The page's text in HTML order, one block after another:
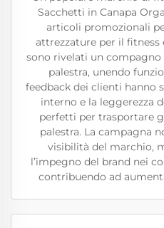
Sacchetti in Canapa
articoli promozionali
attrezzature per il fitness
sono rivelati un compagno
palestra, unendo
feedback dei clienti hanno
interno e la leggerezza
perfetti per trasportare
palestra. La campagna
visibilità del marchio,
l’impegno del brand nei
contribuendo ad